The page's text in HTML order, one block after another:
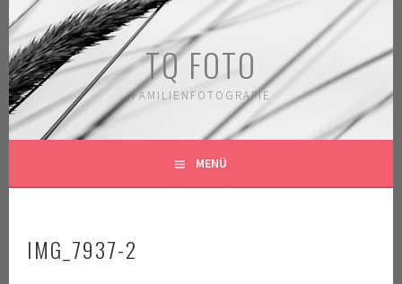
Springe
zum
Inhalt
TQ FOTO
FAMILIENFOTOGRAFIE
MENÜ
IMG_7937-2